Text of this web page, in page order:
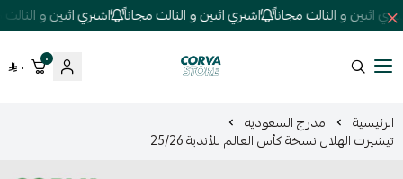
اثنين و الثالث مجاناً اشتري اثنين و الثالث مجاناً اشتري اثنين و الثالث
كورفا ستور
٠ ٠
الرئيسية مدرج السعوديه
تيشيرت الهلال نسخة كأس العالم للأندية 25/26